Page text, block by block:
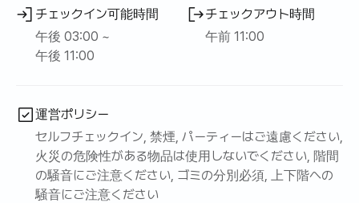
チェックイン可能時間
午後 03:00 ~
午後 11:00
チェックアウト時間
午前 11:00
運営ポリシー
セルフチェックイン, 禁煙, パーティーはご遠慮ください,
火災の危険性がある物品は使用しないでください, 階間
の騒音にご注意ください, ゴミの分別必須, 上下階への
騒音にご注意ください